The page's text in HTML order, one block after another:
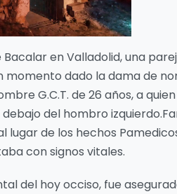
en Valladolid, una
dado la dama de
G.C.T. de 26 años, a
del hombro
de los hechos
con signos vitales.
del hoy occiso, fue